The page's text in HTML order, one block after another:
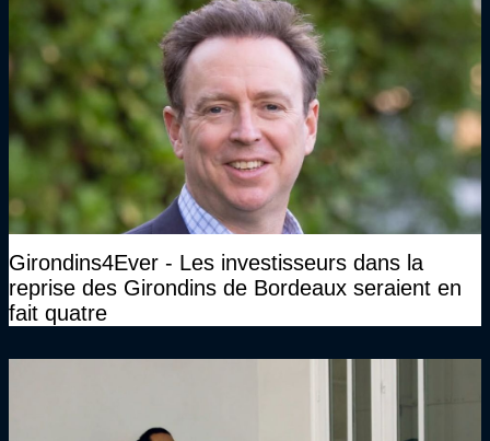
Girondins4Ever - Les investisseurs dans la
reprise des Girondins de Bordeaux seraient en
fait quatre